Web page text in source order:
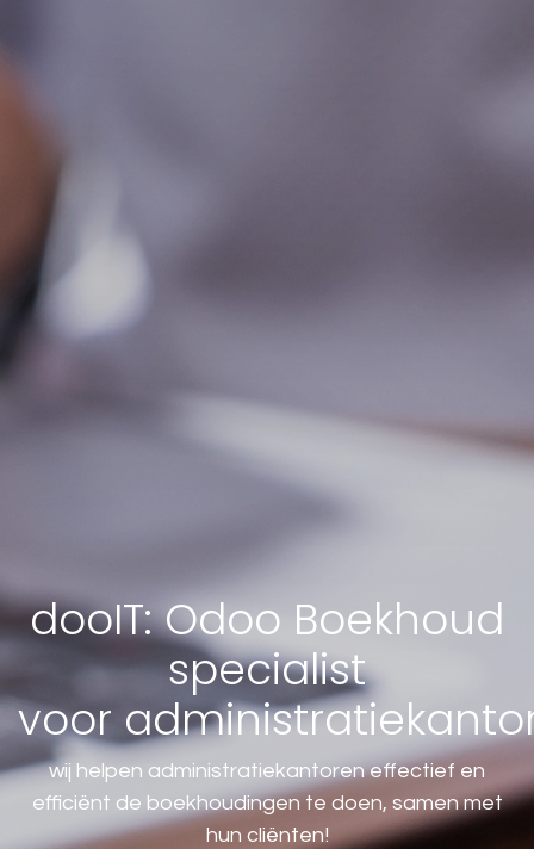
dooIT: Odoo Boekhoud
specialist
voor
wij helpen administratiekantoren effectief en
efficiënt de boekhoudingen te doen, samen met
hun cliënten!